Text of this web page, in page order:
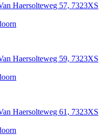
Haersolteweg 57, 7323XS
Haersolteweg 59, 7323XS
Haersolteweg 61, 7323XS